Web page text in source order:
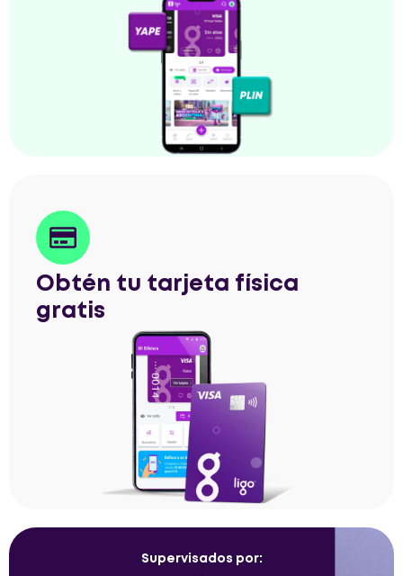
Obtén tu tarjeta física
gratis
Supervisados por: